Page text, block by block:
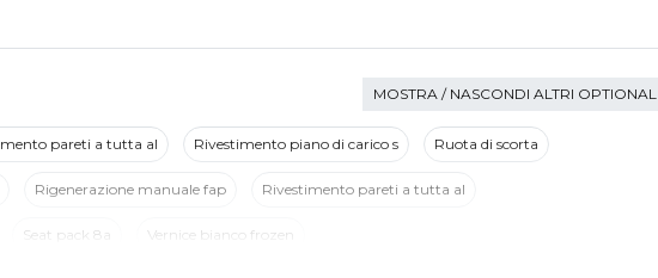
MOSTRA / NASCONDI ALTRI OPTIONAL
pareti a tutta al Rivestimento piano di carico s Ruota di scorta
Rigenerazione manuale fap Rivestimento pareti a tutta al
Seat pack 8a Vernice bianco frozen